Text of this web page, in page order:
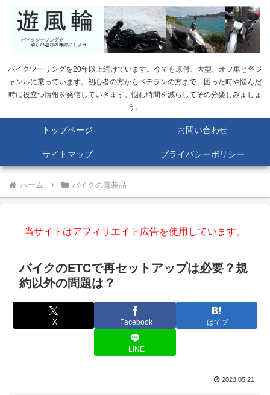
バイクツーリングを20年以上続けています。今でも原付、大型、オフ車と各ジ
ャンルに乗っています。初心者の方からベテランの方まで、困った時や悩んだ
時に役立つ情報を発信していきます。悩む時間を減らしてその分楽しみましょ
う。
トップページ お問い合わせ
サイトマップ プライバシーポリシー
ホーム バイクの電装品
当サイトはアフィリエイト広告を使用しています。
バイクのETCで再セットアップは必要？規
約以外の問題は？
X Facebook はてブ
LINE
2023.05.21